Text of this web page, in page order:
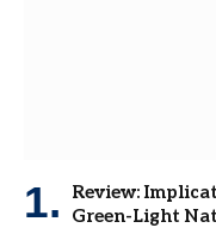
Review:
Green-Light